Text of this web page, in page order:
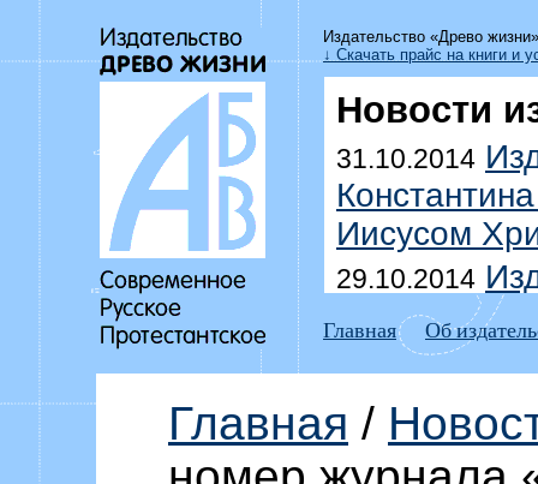
Издательство «Древо
↓ Скачать прайс на книги и
Новости
31.10.2014
Иисусом
29.10.2014
Уоммака
побеждать
18.07.2014
Дмитрия
Главная Об
Главная /